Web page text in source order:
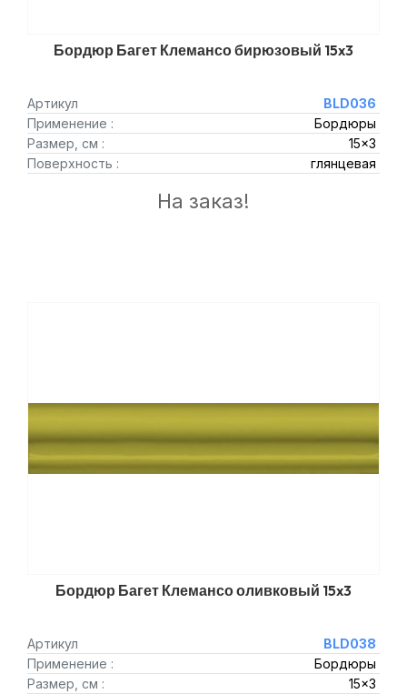
Бордюр Багет Клемансо бирюзовый 15x3
Артикул
BLD036
Применение :
Бордюры
Размер, см :
15x3
Поверхность :
глянцевая
На заказ!
Бордюр Багет Клемансо оливковый 15x3
Артикул
BLD038
Применение :
Бордюры
Размер, см :
15x3